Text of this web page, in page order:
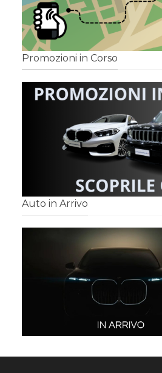
Promozioni in Corso
Auto in Arrivo